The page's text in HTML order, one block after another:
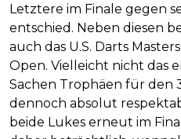
Letztere im Finale gegen
entschied. Neben diesen
auch das U.S. Darts
Open. Vielleicht nicht das
Sachen Trophäen für den
dennoch absolut
beide Lukes erneut im